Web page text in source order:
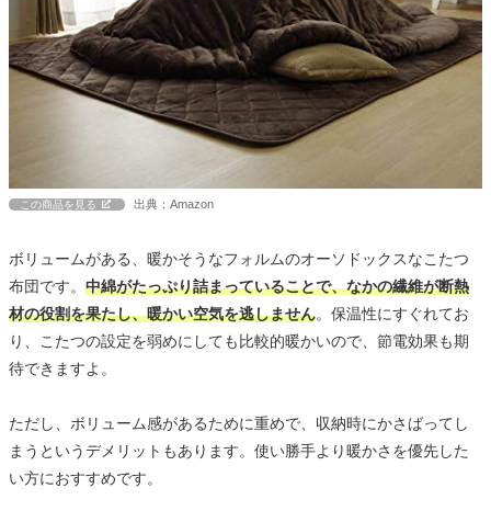
この商品を見る 出典：Amazon
ボリュームがある、暖かそうなフォルムのオーソドックスなこたつ
布団です。 中綿がたっぷり詰まっていることで、なかの繊維が断熱
材の役割を果たし、暖かい空気を逃しません。保温性にすぐれてお
り、こたつの設定を弱めにしても比較的暖かいので、節電効果も期
待できますよ。
ただし、ボリューム感があるために重めで、収納時にかさばってし
まうというデメリットもあります。使い勝手より暖かさを優先した
い方におすすめです。